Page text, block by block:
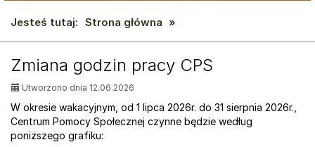
Jesteś tutaj: Strona główna »
AKTUALNOŚCI:
Zmiana godzin pracy CPS
Utworzono dnia 12.06.2026
W okresie wakacyjnym, od 1 lipca 2026r. do 31 sierpnia 2026r.,
Centrum Pomocy Społecznej czynne będzie według
poniższego grafiku: